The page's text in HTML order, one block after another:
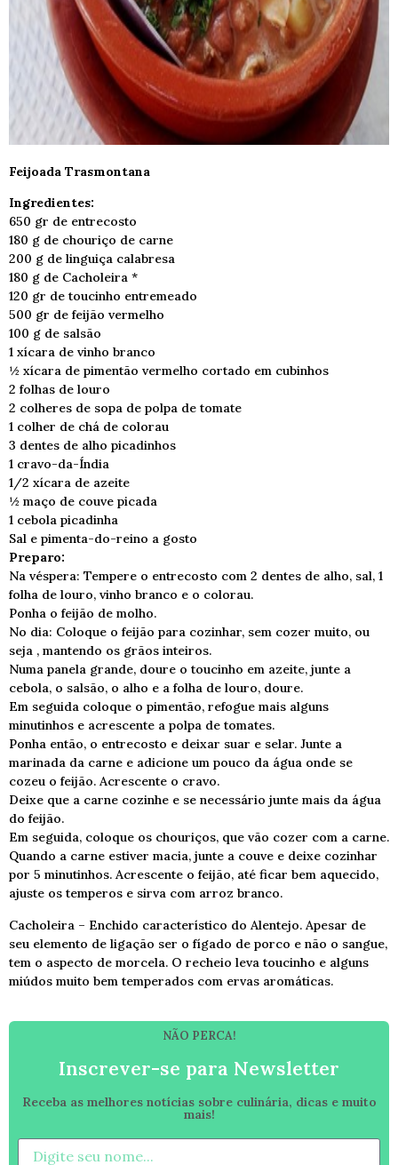
Feijoada Trasmontana
Ingredientes:
650 gr de entrecosto
180 g de chouriço de carne
200 g de linguiça calabresa
180 g de Cacholeira *
120 gr de toucinho entremeado
500 gr de feijão vermelho
100 g de salsão
1 xícara de vinho branco
½ xícara de pimentão vermelho cortado em cubinhos
2 folhas de louro
2 colheres de sopa de polpa de tomate
1 colher de chá de colorau
3 dentes de alho picadinhos
1 cravo-da-Índia
1/2 xícara de azeite
½ maço de couve picada
1 cebola picadinha
Sal e pimenta-do-reino a gosto
Preparo:
Na véspera: Tempere o entrecosto com 2 dentes de alho, sal, 1
folha de louro, vinho branco e o colorau.
Ponha o feijão de molho.
No dia: Coloque o feijão para cozinhar, sem cozer muito, ou
seja , mantendo os grãos inteiros.
Numa panela grande, doure o toucinho em azeite, junte a
cebola, o salsão, o alho e a folha de louro, doure.
Em seguida coloque o pimentão, refogue mais alguns
minutinhos e acrescente a polpa de tomates.
Ponha então, o entrecosto e deixar suar e selar. Junte a
marinada da carne e adicione um pouco da água onde se
cozeu o feijão. Acrescente o cravo.
Deixe que a carne cozinhe e se necessário junte mais da água
do feijão.
Em seguida, coloque os chouriços, que vão cozer com a carne.
Quando a carne estiver macia, junte a couve e deixe cozinhar
por 5 minutinhos. Acrescente o feijão, até ficar bem aquecido,
ajuste os temperos e sirva com arroz branco.
Cacholeira – Enchido característico do Alentejo. Apesar de
seu elemento de ligação ser o fígado de porco e não o sangue,
tem o aspecto de morcela. O recheio leva toucinho e alguns
miúdos muito bem temperados com ervas aromáticas.
NÃO PERCA!
Inscrever-se para Newsletter
Receba as melhores notícias sobre culinária, dicas e muito
mais!